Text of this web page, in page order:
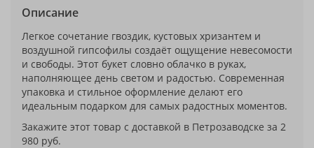
Описание
Легкое сочетание гвоздик, кустовых хризантем и
воздушной гипсофилы создаёт ощущение невесомости
и свободы. Этот букет словно облачко в руках,
наполняющее день светом и радостью. Современная
упаковка и стильное оформление делают его
идеальным подарком для самых радостных моментов.
Закажите этот товар с доставкой в Петрозаводске за 2
980 руб.